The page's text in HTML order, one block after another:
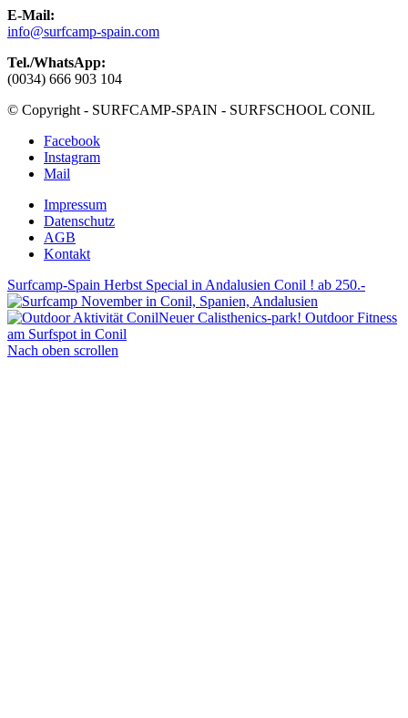
E-Mail:
info@surfcamp-spain.com
Tel./WhatsApp:
(0034) 666 903 104
© Copyright - SURFCAMP-SPAIN - SURFSCHOOL CONIL
Facebook
Instagram
Mail
Impressum
Datenschutz
AGB
Kontakt
Surfcamp-Spain Herbst Special in Andalusien Conil ! ab 250.-
Neuer Calisthenics-park! Outdoor Fitness
am Surfspot in Conil
Nach oben scrollen